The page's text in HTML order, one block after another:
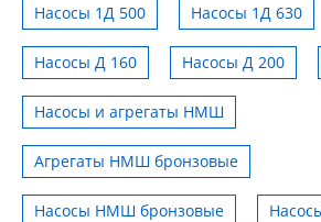
Насосы 1Д 500 Насосы 1Д 630
Насосы Д 160 Насосы Д 200
Насосы и агрегаты НМШ
Агрегаты НМШ бронзовые
Насосы НМШ бронзовые